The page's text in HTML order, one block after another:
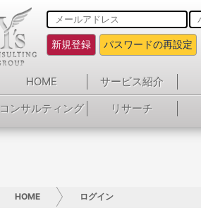
新規登録 パスワードの再設定
HOME サービス紹介
コンサルティング
リサーチ
HOME ログイン